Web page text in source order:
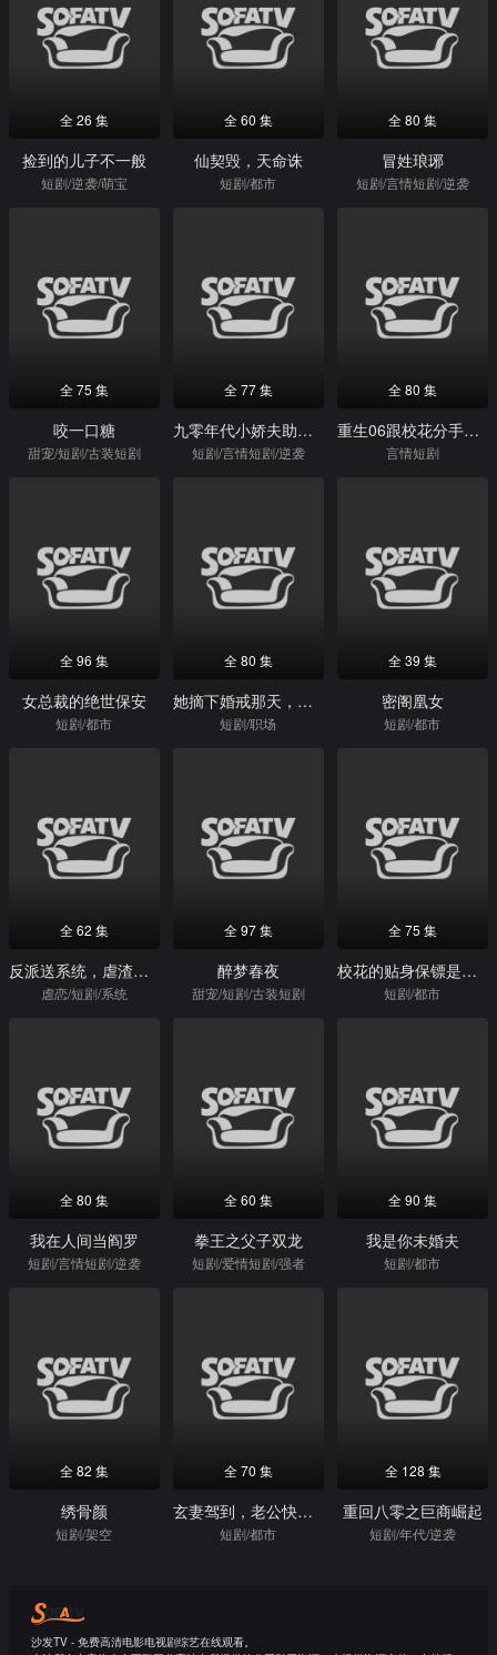
全 26 集
捡到的儿子不一般
短剧/逆袭/萌宝
全 60 集
仙契毁，天命诛
短剧/都市
全 80 集
冒姓琅琊
短剧/言情短剧/逆袭
全 75 集
咬一口糖
甜宠/短剧/古装短剧
全 77 集
九零年代小娇夫助我当厂长
短剧/言情短剧/逆袭
全 80 集
重生06跟校花分手怎么这么难
言情短剧
全 96 集
女总裁的绝世保安
短剧/都市
全 80 集
她摘下婚戒那天，股市崩盘了
短剧/职场
全 39 集
密阁凰女
短剧/都市
全 62 集
反派送系统，虐渣训夫两不误
虐恋/短剧/系统
全 97 集
醉梦春夜
甜宠/短剧/古装短剧
全 75 集
校花的贴身保镖是仙尊
短剧/都市
全 80 集
我在人间当阎罗
短剧/言情短剧/逆袭
全 60 集
拳王之父子双龙
短剧/爱情短剧/强者
全 90 集
我是你未婚夫
短剧/都市
全 82 集
绣骨颜
短剧/架空
全 70 集
玄妻驾到，老公快接住
短剧/都市
全 128 集
重回八零之巨商崛起
短剧/年代/逆袭
沙发TV - 免费高清电影电视剧综艺在线观看。